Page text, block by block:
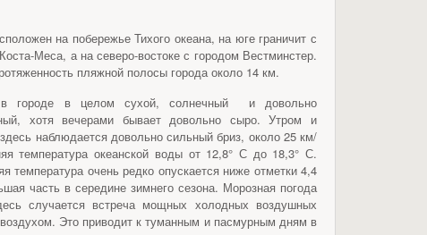
на побережье Тихого океана, на юге граничит с
Меса, а на северо-востоке с городом Вестминстер.
пляжной полосы города около 14 км.
городе в целом сухой, солнечный и довольно
хотя вечерами бывает довольно сыро. Утром и
наблюдается довольно сильный бриз, около 25 км/
температура океанской воды от 12,8° С до 18,3° С.
очень редко опускается ниже отметки 4,4
часть в середине зимнего сезона. Морозная погода
случается встреча мощных холодных воздушных
Это приводит к туманным и пасмурным дням в